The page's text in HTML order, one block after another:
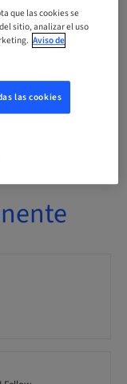
que las cookies se
sitio, analizar el uso
Aviso de
las cookies